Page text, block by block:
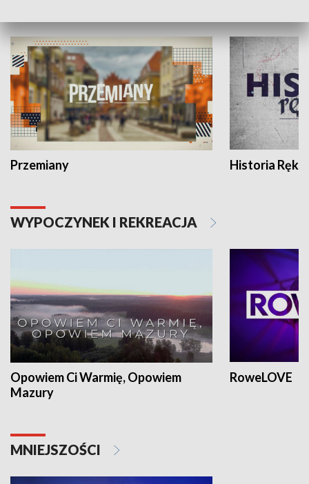
Przemiany Historia Ręką
WYPOCZYNEK I REKREACJA
Opowiem Ci Warmię, Opowiem
Mazury
RoweLOVE
MNIEJSZOŚCI